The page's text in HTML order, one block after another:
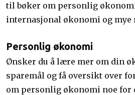
til bøker om personlig
internasjonal økonomi og mye
Personlig økonomi
Ønsker du å lære mer om din
sparemål og få oversikt over
om personlig økonomi noe for